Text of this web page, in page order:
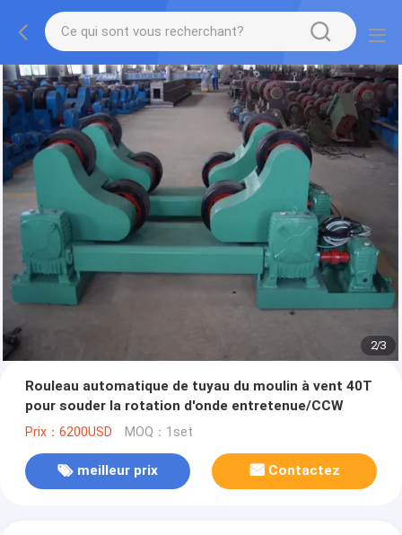
2/3
Rouleau automatique de tuyau du moulin à vent 40T
pour souder la rotation d'onde entretenue/CCW
Prix：6200USD MOQ：1set
meilleur prix Contactez